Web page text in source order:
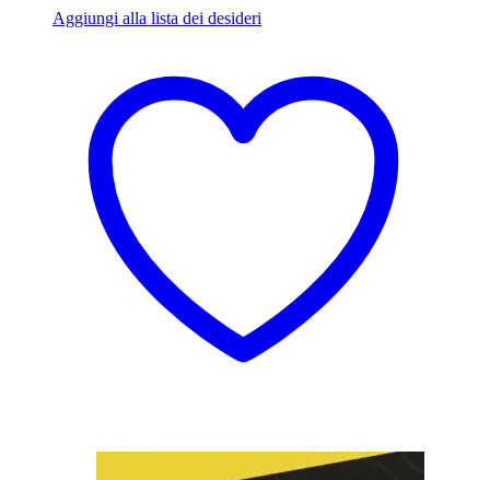
Aggiungi alla lista dei desideri